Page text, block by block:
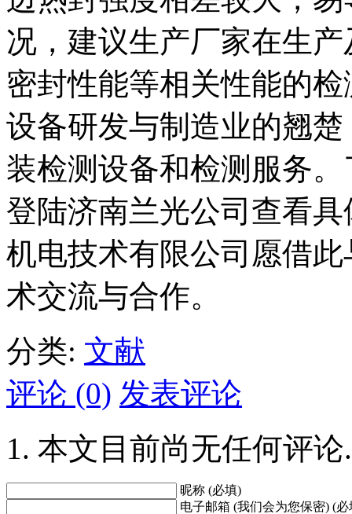
况，建议生产厂家在生
密封性能等相关性能的
设备研发与制造业的翘
装检测设备和检测服务
登陆济南兰光公司查看
机电技术有限公司愿借
术交流与合作。
分类: 文献
评论 (0) 发表评论
本文目前尚无任何评论.
昵称 (必填)
电子邮箱 (我们会为您保密) (必